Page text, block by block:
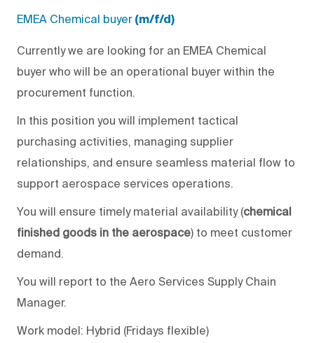
EMEA Chemical buyer (m/f/d)
Currently we are looking for an EMEA Chemical
buyer who will be an operational buyer within the
procurement function.
In this position you will implement tactical
purchasing activities, managing supplier
relationships, and ensure seamless material flow to
support aerospace services operations.
You will ensure timely material availability (chemical
finished goods in the aerospace) to meet customer
demand.
You will report to the Aero Services Supply Chain
Manager.
Work model: Hybrid (Fridays flexible)